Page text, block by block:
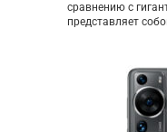
сравнению с
представляет